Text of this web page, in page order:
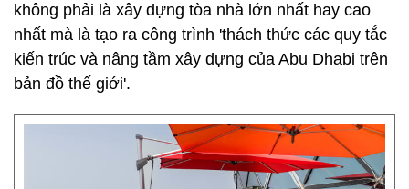
không phải là xây dựng tòa nhà lớn nhất hay cao
nhất mà là tạo ra công trình 'thách thức các quy tắc
kiến trúc và nâng tầm xây dựng của Abu Dhabi trên
bản đồ thế giới'.